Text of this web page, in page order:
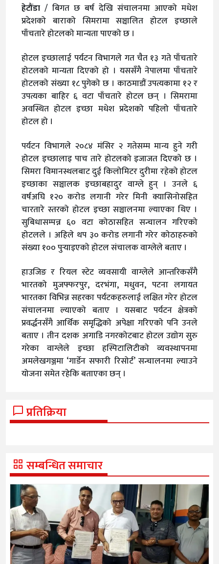
हेटौंडा / बिगत छ बर्ष देखि संचालनमा आएको मधेश
प्रदेशको बाराको सिमरामा सञ्चालित होटल इच्छाले
पाँचतारे होटलको मान्यता पाएको छ ।
होटल इच्छालाई पर्यटन विभागले गत चैत १३ गते पाँचतारे
होटलको मान्यता दिएको हो । यससँगै नेपालमा पाँचतारे
होटलको संख्या १८ पुगेको छ । काठमाडौं उपत्यकामा १२ र
उपत्यका बाहिर ६ वटा पाँचतारे होटल छन् । सिमरामा
अवस्थित होटल इच्छा मधेश प्रदेशको पहिलो पाँचतारे
होटल हो ।
पर्यटन विभागले २०८४ मंसिर २ गतेसम्म मान्य हुने गरी
होटल इच्छालाइ पाच तारे होटलको इजाजत दिएको छ ।
सिमरा विमानस्थलबाट दुई किलोमिटर दुरीमा रहेको होटल
इच्छाका सञ्चालक इच्छाबहादुर वाग्ले हुन् । उनले ६
वर्षअघि १२० करोड लगानी गरेर मिनी क्यासिनोसहित
चारतारे स्तरको होटल इच्छा सञ्चालनमा ल्याएका थिए ।
सुबिधासम्पन्न ६० वटा कोठासहित सन्चालन गरिएको
होटलले । अहिले थप ३० करोड लगानी गरेर कोठाहरुको
संख्या १०० पुर्याइएको होटल संचालक वाग्लेले बताए ।
हाउजिङ र रियल स्टेट व्यवसायी वाग्लेले आन्तरिकसँगै
भारतको मुजफ्फरपुर, दरभंगा, मधुवन, पटना लगायत
भारतका विभिन्न सहरका पर्यटकहरुलाई लक्षित गरेर होटल
संचालनमा ल्याएको बताए । यसबाट पर्यटन क्षेत्रको
प्रवर्द्धनसँगै आर्थिक समृद्धिको अपेक्षा गरिएको पनि उनले
बताए । तीन दशक अगाडि नगरकोटबाट होटल उद्योग सुरु
गरेका वाग्लेले इच्छा हस्पिटालिटीको व्यवस्थापनमा
अमलेखगञ्जमा ‘गार्डेन सफारी रिसोर्ट’ सन्चालनमा ल्याउने
योजना समेत रहेकि बताएका छन् ।
प्रतिक्रिया
सम्बन्धित समाचार